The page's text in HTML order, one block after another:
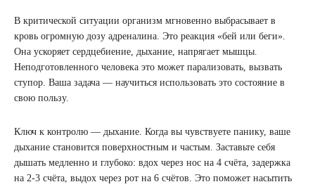
В критической ситуации организм мгновенно выбрасывает в
кровь огромную дозу адреналина. Это реакция «бей или беги».
Она ускоряет сердцебиение, дыхание, напрягает мышцы.
Неподготовленного человека это может парализовать, вызвать
ступор. Ваша задача — научиться использовать это состояние в
свою пользу.
Ключ к контролю — дыхание. Когда вы чувствуете панику, ваше
дыхание становится поверхностным и частым. Заставьте себя
дышать медленно и глубоко: вдох через нос на 4 счёта, задержка
на 2-3 счёта, выдох через рот на 6 счётов. Это поможет насытить